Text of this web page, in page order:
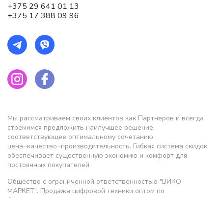
+375 29 641 01 13
+375 17 388 09 96
Мы рассматриваем своих клиентов как Партнеров и всегда
стремимся предложить наилучшее решение,
соответствующее оптимальному сочетанию
цена−качество−производительность. Гибкая система скидок
обеспечивает существенную экономию и комфорт для
постоянных покупателей.
Общество с ограниченной ответственностью "ВИКО-
МАРКЕТ". Продажа цифровой техники оптом по